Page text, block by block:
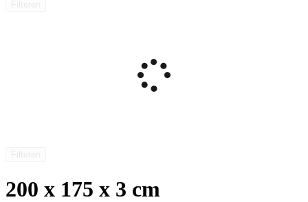
200 x 175 x 3 cm